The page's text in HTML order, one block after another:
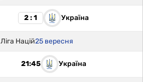
2 : 1 Україна
Ліга Націй25 вересня
21:45 Україна